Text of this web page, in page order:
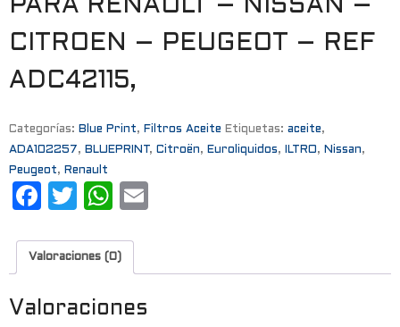
PARA RENAULT – NISSAN –
CITROEN – PEUGEOT – REF
ADC42115,
Categorías: Blue Print, Filtros Aceite Etiquetas: aceite,
ADA102257 , BLUEPRINT , Citroën, Euroliquidos, ILTRO, Nissan,
Peugeot, Renault
F
c
b
T
it
e
W
a
s
l
Valoraciones (0)
Valoraciones